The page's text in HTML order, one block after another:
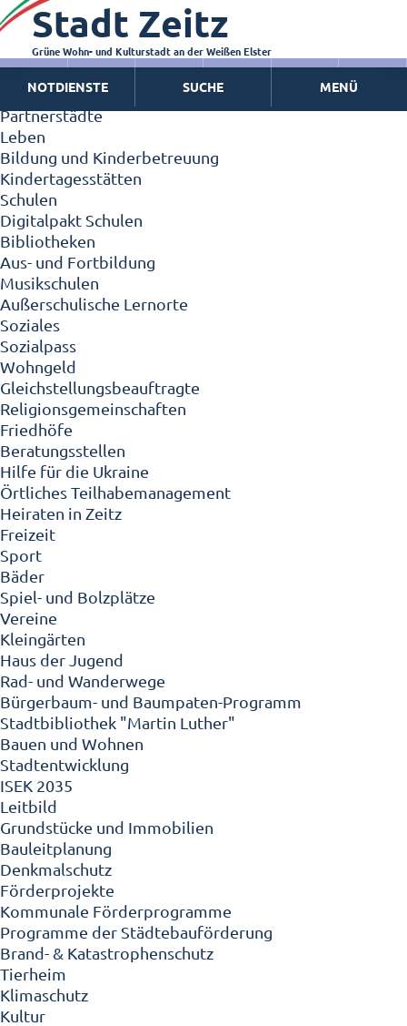
Zeitz - Die Kleinstadt
Willkommen in Zeitz!
Interview mit Oberbürgermeister Christian Thieme
Zeitz - Stadt der Zukunft
Ortschaften
Partnerstädte
Leben
Bildung und Kinderbetreuung
Kindertagesstätten
Schulen
Digitalpakt Schulen
Bibliotheken
Aus- und Fortbildung
Musikschulen
Außerschulische Lernorte
Soziales
Sozialpass
Wohngeld
Gleichstellungsbeauftragte
Religionsgemeinschaften
Friedhöfe
Beratungsstellen
Hilfe für die Ukraine
Örtliches Teilhabemanagement
Heiraten in Zeitz
Freizeit
Sport
Bäder
Spiel- und Bolzplätze
Vereine
Kleingärten
Haus der Jugend
Rad- und Wanderwege
Bürgerbaum- und Baumpaten-Programm
Stadtbibliothek "Martin Luther"
Bauen und Wohnen
Stadtentwicklung
ISEK 2035
Leitbild
Grundstücke und Immobilien
Bauleitplanung
Denkmalschutz
Förderprojekte
Kommunale Förderprogramme
Programme der Städtebauförderung
Brand- & Katastrophenschutz
Tierheim
Klimaschutz
Kultur
Stadt Zeitz
Grüne Wohn- und Kulturstadt an der Weißen Elster
NOTDIENSTE SUCHE MENÜ